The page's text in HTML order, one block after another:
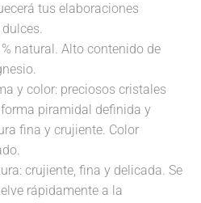
tus elaboraciones
natural. Alto contenido de
y color: preciosos cristales
piramidal definida y
fina y crujiente. Color
crujiente, fina y delicada. Se
rápidamente a la